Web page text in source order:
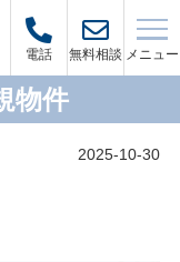
電話 無料相談 メニュー
物件
2025-10-30